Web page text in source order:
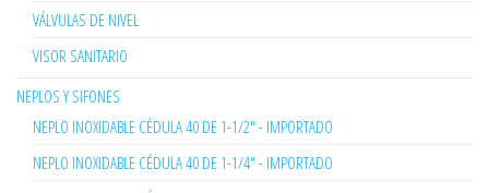
VÁLVULAS DE NIVEL
VISOR SANITARIO
NEPLOS Y SIFONES
NEPLO INOXIDABLE CÉDULA 40 DE 1-1/2" - IMPORTADO
NEPLO INOXIDABLE CÉDULA 40 DE 1-1/4" - IMPORTADO